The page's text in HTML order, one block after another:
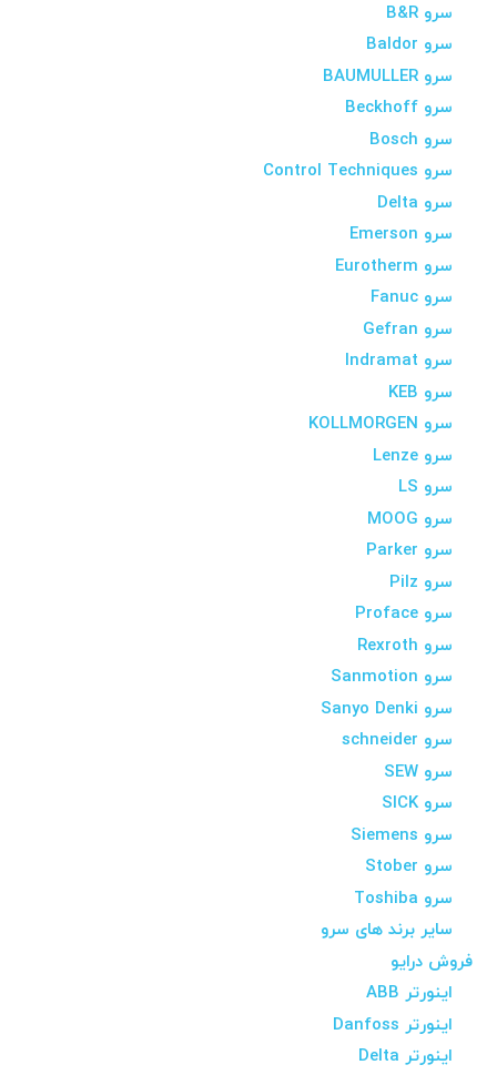
سرو B&R
سرو Baldor
سرو BAUMULLER
سرو Beckhoff
سرو Bosch
سرو Control Techniques
سرو Delta
سرو Emerson
سرو Eurotherm
سرو Fanuc
سرو Gefran
سرو Indramat
سرو KEB
سرو KOLLMORGEN
سرو Lenze
سرو LS
سرو MOOG
سرو Parker
سرو Pilz
سرو Proface
سرو Rexroth
سرو Sanmotion
سرو Sanyo Denki
سرو schneider
سرو SEW
سرو SICK
سرو Siemens
سرو Stober
سرو Toshiba
سایر برند های سرو
فروش درایو
اینورتر ABB
اینورتر Danfoss
اینورتر Delta